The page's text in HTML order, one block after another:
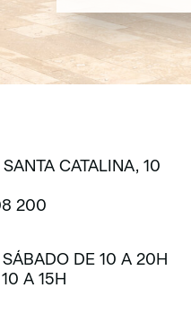
CATALINA, 10
200
DE 10 A 20H
A 15H